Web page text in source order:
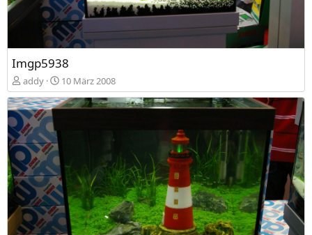
Imgp5938
addy 10 März 2008